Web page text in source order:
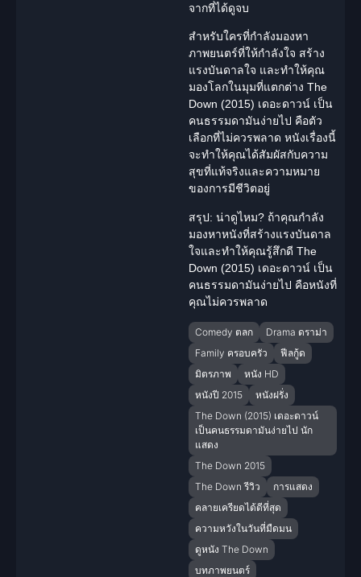
จากที่ได้ดูจบ
สำหรับใครที่กำลังมองหา
ภาพยนตร์ที่ให้กำลังใจ สร้าง
แรงบันดาลใจ และทำให้คุณ
มองโลกในมุมที่แตกต่าง The
Down (2015) เดอะดาวน์ เป็น
คนธรรมดามันง่ายไป คือตัว
เลือกที่ไม่ควรพลาด หนังเรื่องนี้
จะทำให้คุณได้สัมผัสกับความ
สุขที่แท้จริงและความหมาย
ของการมีชีวิตอยู่
สรุป: น่าดูไหม? ถ้าคุณกำลัง
มองหาหนังที่สร้างแรงบันดาล
ใจและทำให้คุณรู้สึกดี The
Down (2015) เดอะดาวน์ เป็น
คนธรรมดามันง่ายไป คือหนังที่
คุณไม่ควรพลาด
Comedy ตลก
Drama ดราม่า
Family ครอบครัว
ฟีลกู้ด
มิตรภาพ
หนัง HD
หนังปี 2015
หนังฝรั่ง
The Down (2015) เดอะดาวน์
เป็นคนธรรมดามันง่ายไป นัก
แสดง
The Down 2015
The Down รีวิว
การแสดง
คลายเครียดได้ดีที่สุด
ความหวังในวันที่มืดมน
ดูหนัง The Down
บทภาพยนตร์